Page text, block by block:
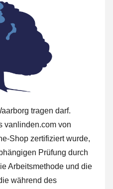
tragen darf.
vanlinden.com von
Shop zertifiziert wurde,
Prüfung durch
Arbeitsmethode und die
während des